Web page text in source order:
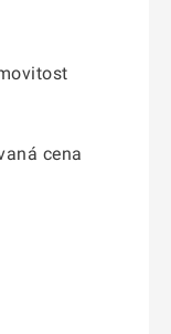
cena